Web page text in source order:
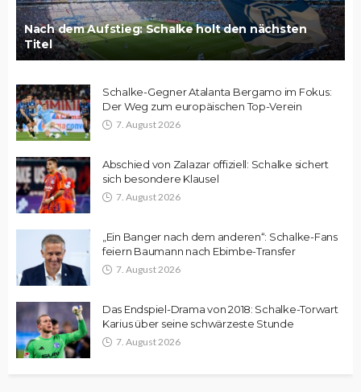
Nach dem Aufstieg: Schalke holt den nächsten
Titel
Schalke-Gegner Atalanta Bergamo im Fokus:
Der Weg zum europäischen Top-Verein
7. August 2026
Abschied von Zalazar offiziell: Schalke sichert
sich besondere Klausel
7. August 2026
„Ein Banger nach dem anderen“: Schalke-Fans
feiern Baumann nach Ebimbe-Transfer
7. August 2026
Das Endspiel-Drama von 2018: Schalke-Torwart
Karius über seine schwärzeste Stunde
7. August 2026